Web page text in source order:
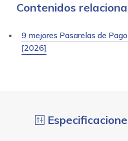
Contenidos
9 mejores Pasarelas de
[2026]